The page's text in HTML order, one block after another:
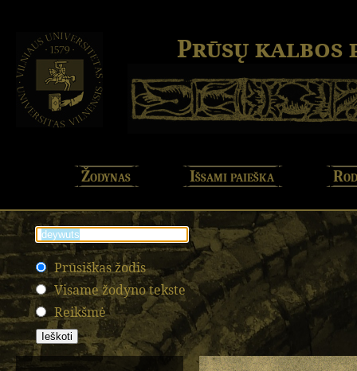
Prūsų kalbos
Žodynas Išsami paieška
Prūsiškas žodis
Visame žodyno tekste
Reikšmė